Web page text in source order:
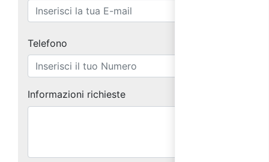
Telefono
Informazioni richieste